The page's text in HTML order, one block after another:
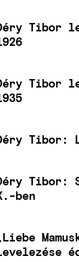
Tibor
Tibor
Tibor:
Tibor:
ben